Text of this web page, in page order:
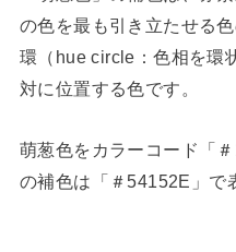
の色を最も引き立たせる
環（hue circle：色相を環
対に位置する色です。
萌葱色をカラーコード「
の補色は「＃54152E」で